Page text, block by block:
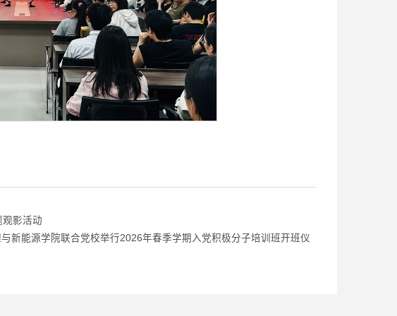
观影活动
新能源学院联合党校举行2026年春季学期入党积极分子培训班开班仪